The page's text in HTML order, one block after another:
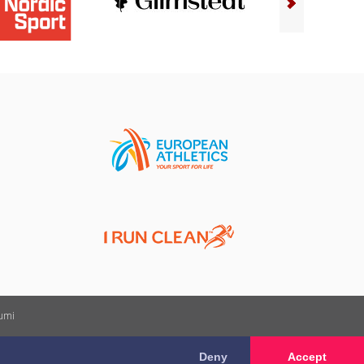
Deny Accept